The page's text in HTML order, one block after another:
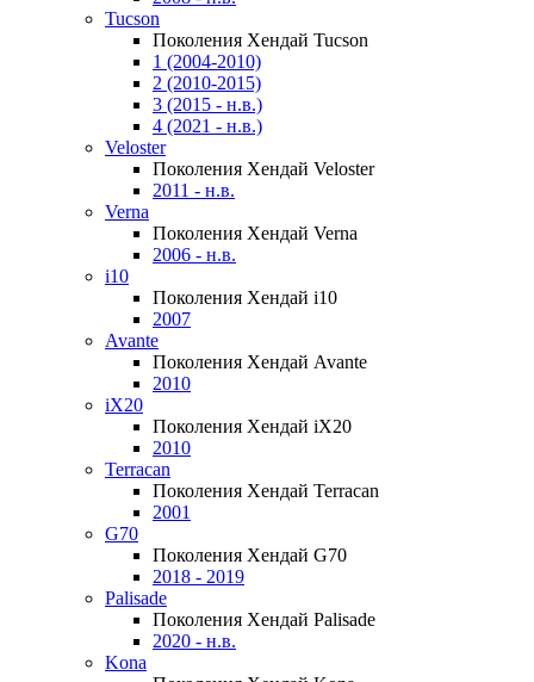
Tucson
Поколения Хендай Tucson
1 (2004-2010)
2 (2010-2015)
3 (2015 - н.в.)
4 (2021 - н.в.)
Veloster
Поколения Хендай Veloster
2011 - н.в.
Verna
Поколения Хендай Verna
2006 - н.в.
i10
Поколения Хендай i10
2007
Avante
Поколения Хендай Avante
2010
iX20
Поколения Хендай iX20
2010
Terracan
Поколения Хендай Terracan
2001
G70
Поколения Хендай G70
2018 - 2019
Palisade
Поколения Хендай Palisade
2020 - н.в.
Kona